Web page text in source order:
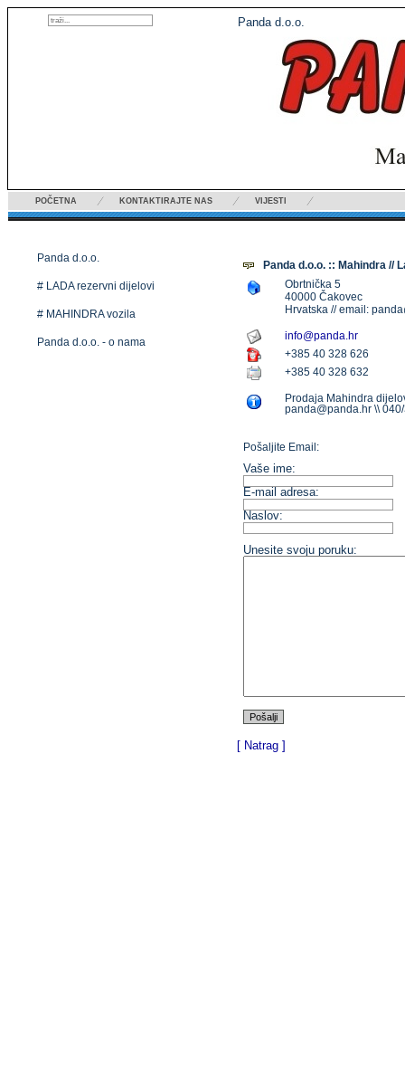
Panda d.o.o.
Panda d.o.o.
# LADA rezervni dijelovi
# MAHINDRA vozila
Panda d.o.o. - o nama
Panda d.o.o. :: Mahindra //
Obrtnička 5
40000 Čakovec
Hrvatska // email:
info@panda.hr
+385 40 328 626
+385 40 328 632
Prodaja Mahindra
panda@panda.hr \\
Pošaljite Email:
Vaše ime:
E-mail adresa:
Naslov:
Unesite svoju poruku:
[ Natrag ]
POČETNA KONTAKTIRAJTE NAS VIJESTI